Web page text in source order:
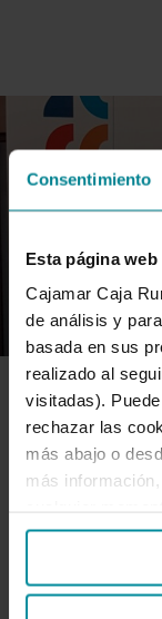
Consentimiento
Esta página
Cajamar Caja
de análisis y
basada en sus
realizado al
visitadas).
rechazar las
más abajo o
más
FINANZAS
Forética